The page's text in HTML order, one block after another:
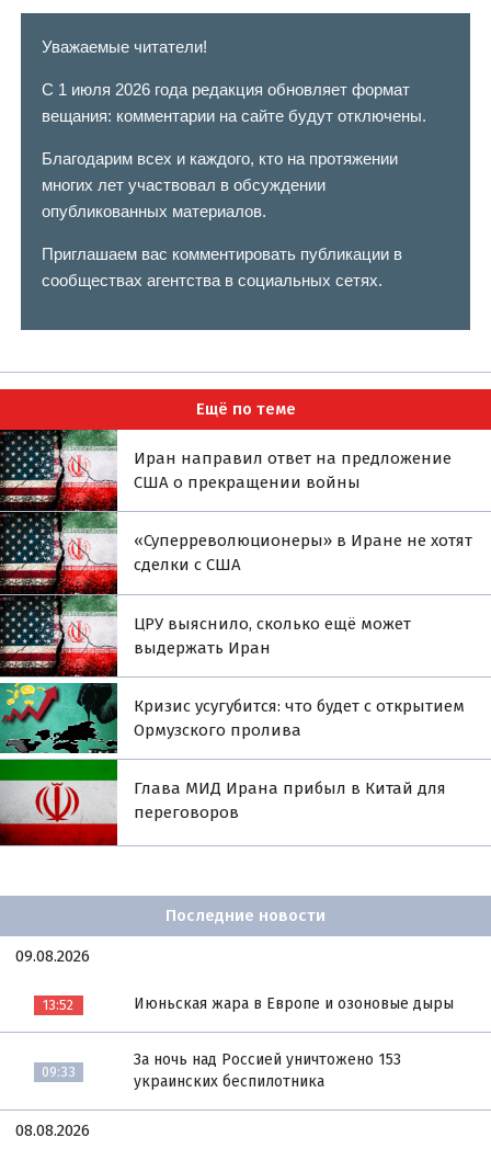
Уважаемые читатели!
С 1 июля 2026 года редакция обновляет формат
вещания: комментарии на сайте будут отключены.
Благодарим всех и каждого, кто на протяжении
многих лет участвовал в обсуждении
опубликованных материалов.
Приглашаем вас комментировать публикации в
сообществах агентства в социальных сетях.
Ещё по теме
Иран направил ответ на предложение
США о прекращении войны
«Суперреволюционеры» в Иране не хотят
сделки с США
ЦРУ выяснило, сколько ещё может
выдержать Иран
Кризис усугубится: что будет с открытием
Ормузского пролива
Глава МИД Ирана прибыл в Китай для
переговоров
Последние новости
09.08.2026
13:52 Июньская жара в Европе и озоновые дыры
09:33
За ночь над Россией уничтожено 153
украинских беспилотника
08.08.2026